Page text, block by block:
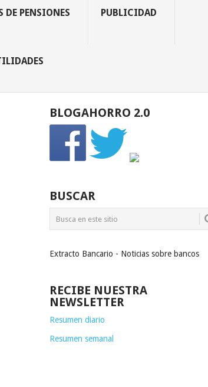
DE PENSIONES PUBLICIDAD
BLOGAHORRO 2.0
BUSCAR
Extracto Bancario - Noticias sobre bancos
RECIBE NUESTRA
NEWSLETTER
Resumen diario
Resumen semanal